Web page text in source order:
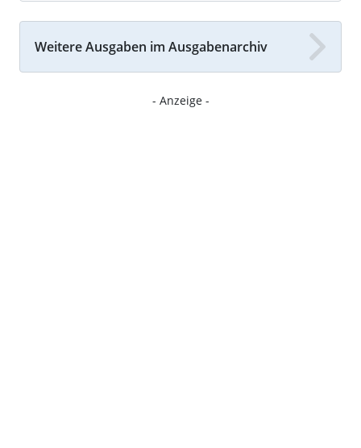
Weitere Ausgaben im Ausgabenarchiv
- Anzeige -